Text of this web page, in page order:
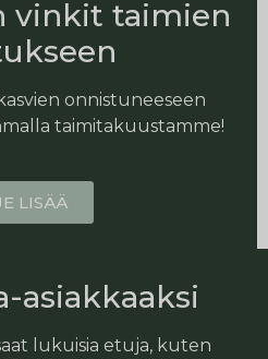
vinkit taimien
onnistuneeseen
taimitakuustamme!
LISÄÄ
asiakkaaksi
lukuisia etuja, kuten